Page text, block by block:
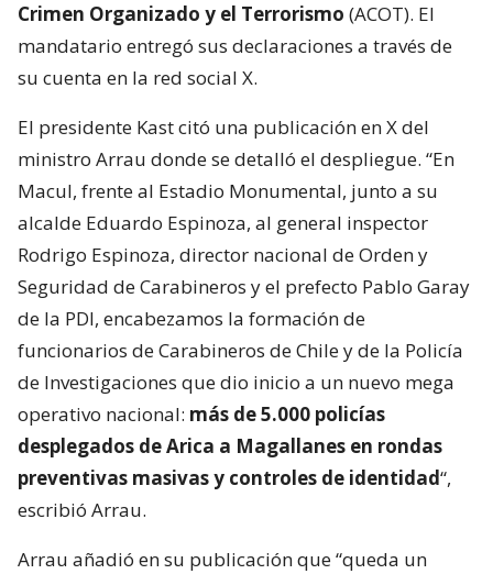
Crimen Organizado y el Terrorismo (ACOT). El
mandatario entregó sus declaraciones a través de
su cuenta en la red social X.
El presidente Kast citó una publicación en X del
ministro Arrau donde se detalló el despliegue. “En
Macul, frente al Estadio Monumental, junto a su
alcalde Eduardo Espinoza, al general inspector
Rodrigo Espinoza, director nacional de Orden y
Seguridad de Carabineros y el prefecto Pablo Garay
de la PDI, encabezamos la formación de
funcionarios de Carabineros de Chile y de la Policía
de Investigaciones que dio inicio a un nuevo mega
operativo nacional: más de 5.000 policías
desplegados de Arica a Magallanes en rondas
preventivas masivas y controles de identidad“,
escribió Arrau.
Arrau añadió en su publicación que “queda un